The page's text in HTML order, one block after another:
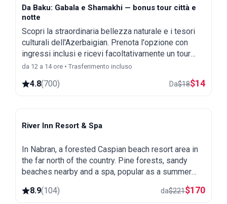
Da Baku: Gabala e Shamakhi — bonus tour città e
notte
Scopri la straordinaria bellezza naturale e i tesori
culturali dell'Azerbaigian. Prenota l'opzione con
ingressi inclusi e ricevi facoltativamente un tour
diurno e serale omaggio a Bakù come bonus
da 12 a 14 ore • Trasferimento incluso
4.8(700) Da$18$14
Nabran
River Inn Resort & Spa
In Nabran, a forested Caspian beach resort area in
the far north of the country. Pine forests, sandy
beaches nearby and a spa, popular as a summer
8.9(104) da$221$170